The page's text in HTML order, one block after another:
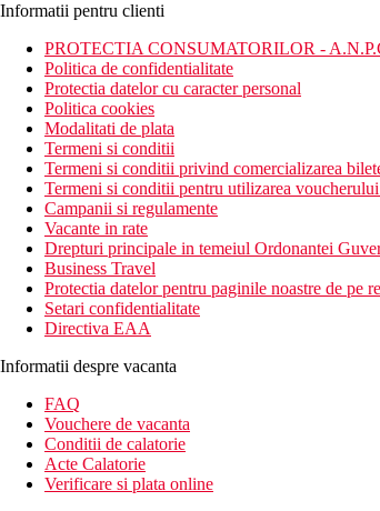
Informatii pentru clienti
PROTECTIA CONSUMATORILOR -
Politica de confidentialitate
Protectia datelor cu caracter personal
Politica cookies
Modalitati de plata
Termeni si conditii
Termeni si conditii privind comercializarea
Termeni si conditii pentru utilizarea
Campanii si regulamente
Vacante in rate
Drepturi principale in temeiul Ordonantei
Business Travel
Protectia datelor pentru paginile noastre de pe
Setari confidentialitate
Directiva EAA
Informatii despre vacanta
FAQ
Vouchere de vacanta
Conditii de calatorie
Acte Calatorie
Verificare si plata online